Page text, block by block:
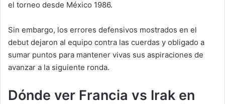
el torneo desde México 1986.
Sin embargo, los errores defensivos mostrados en el
debut dejaron al equipo contra las cuerdas y obligado a
sumar puntos para mantener vivas sus aspiraciones de
avanzar a la siguiente ronda.
Dónde ver Francia vs Irak en